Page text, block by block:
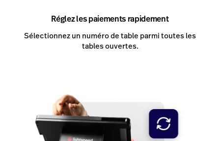
Réglez les paiements rapidement
Sélectionnez un numéro de table parmi toutes les
tables ouvertes.